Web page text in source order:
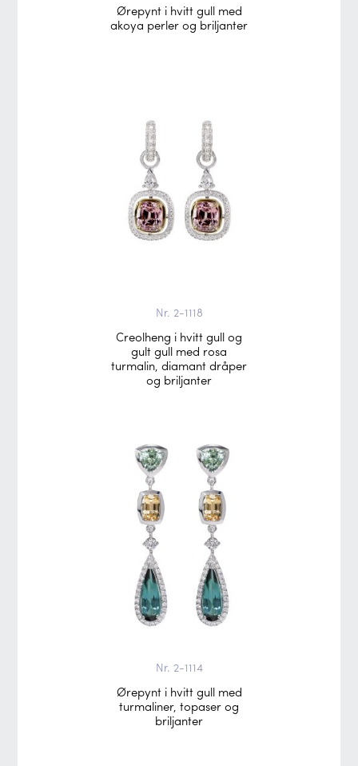
Ørepynt i hvitt gull med
akoya perler og briljanter
Nr. 2-1118
Creolheng i hvitt gull og
gult gull med rosa
turmalin, diamant dråper
og briljanter
Nr. 2-1114
Ørepynt i hvitt gull med
turmaliner, topaser og
briljanter